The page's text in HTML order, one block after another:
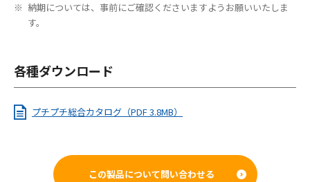
納期については、事前にご確認くださいますようお願いいたしま
す。
各種ダウンロード
プチプチ総合カタログ（PDF 3.8MB）
この製品について問い合わせる